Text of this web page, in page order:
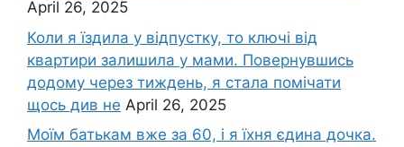
April 26, 2025
Коли я їздила у відпустку, то ключі від
квартири залишила у мами. Повернувшись
додому через тиждень, я стала помічати
щось див не April 26, 2025
Моїм батькам вже за 60, і я їхня єдина дочка.